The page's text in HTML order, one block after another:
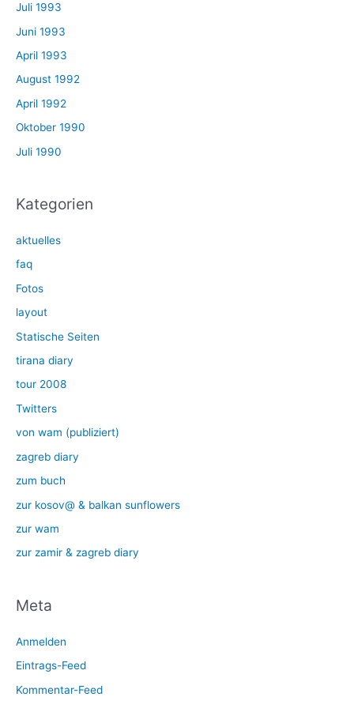
Juli 1993
Juni 1993
April 1993
August 1992
April 1992
Oktober 1990
Juli 1990
Kategorien
aktuelles
faq
Fotos
layout
Statische Seiten
tirana diary
tour 2008
Twitters
von wam (publiziert)
zagreb diary
zum buch
zur kosov@ & balkan sunflowers
zur wam
zur zamir & zagreb diary
Meta
Anmelden
Eintrags-Feed
Kommentar-Feed